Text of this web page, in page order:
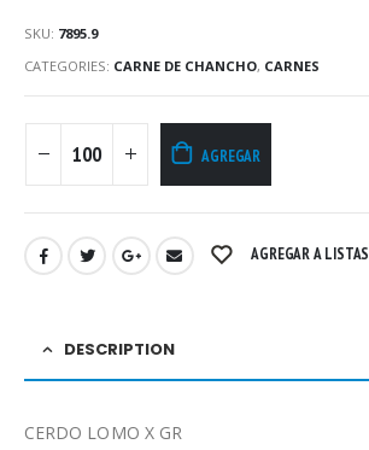
SKU: 7895.9
CATEGORIES: CARNE DE CHANCHO, CARNES
AGREGAR
AGREGAR A LISTAS
DESCRIPTION
CERDO LOMO X GR